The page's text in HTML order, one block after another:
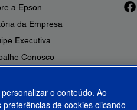
a Epson
da Empresa
Executiva
Conosco
Conosco
+ Epson
o conteúdo. Ao
de cookies clicando